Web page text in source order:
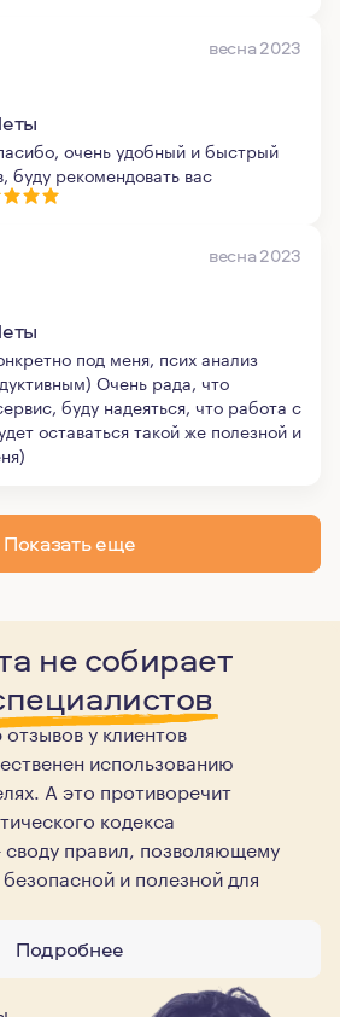
весна 2023
очень удобный и быстрый
буду рекомендовать вас
весна 2023
под меня, псих анализ
Очень рада, что
буду надеяться, что работа с
оставаться такой же полезной и
Показать еще
не собирает
у клиентов
использованию
А это противоречит
кодекса
правил, позволяющему
и полезной для
Подробнее